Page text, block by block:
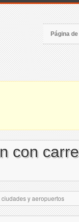
Página
con
y aeropuertos